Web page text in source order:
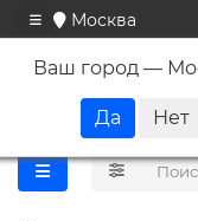
Москва
Ваш город —